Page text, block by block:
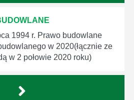
1994 r. Prawo budowlane
w 2020(łącznie ze
w 2 połowie 2020 roku)